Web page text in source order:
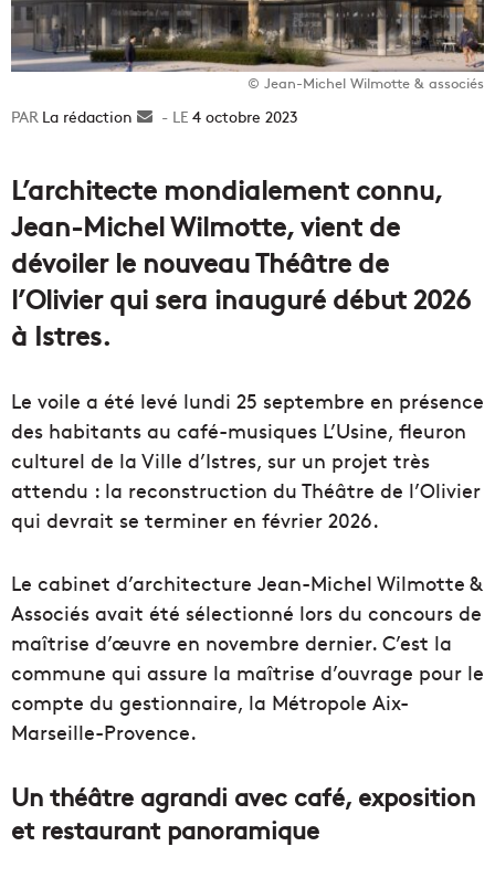
© Jean-Michel Wilmotte & associés
La rédaction
Envoyer4 octobre 2023
L’architecte mondialement connu,
Jean-Michel Wilmotte, vient de
dévoiler le nouveau Théâtre de
l’Olivier qui sera inauguré début 2026
à Istres.
Le voile a été levé lundi 25 septembre en présence
des habitants au café-musiques L’Usine, fleuron
culturel de la Ville d’Istres, sur un projet très
attendu : la reconstruction du Théâtre de l’Olivier
qui devrait se terminer en février 2026.
Le cabinet d’architecture Jean-Michel Wilmotte &
Associés avait été sélectionné lors du concours de
maîtrise d’œuvre en novembre dernier. C’est la
commune qui assure la maîtrise d’ouvrage pour le
compte du gestionnaire, la Métropole Aix-
Marseille-Provence.
Un théâtre agrandi avec café, exposition
et restaurant panoramique